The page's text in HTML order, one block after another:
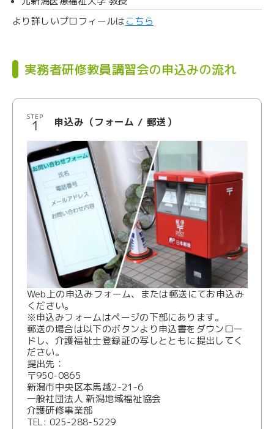
より詳しいプロフィールはこちら
実務者研修教員講習会の申込みの流れ
STEP 申込み（フォーム / 郵送）
Web上の申込みフォーム、または郵送にてお申込み
ください。
※申込みフォームはページの下部にあります。
郵送の場合は以下のボタンより申込書をダウンロー
ドし、介護福祉士登録証の写しとともに提出してく
ださい。
提出先：
〒950-0865
新潟市中央区本馬越2-21-6
一般社団法人 新潟地域福祉協会
介護研修事業部
TEL: 025-288-5229